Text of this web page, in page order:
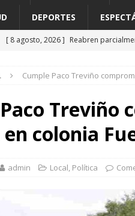
DEPORTES
[ 8 agosto, 2026 ] Reabren
[ 8 agosto, 2026 ]
Ya cantó el gallo
[ 8 agosto, 2026 ]
Resienten
Impulsa Mijes
del ‘sí’
LOCAL
Cumple Paco Treviño
Treviño
colonia
admin Local, Política